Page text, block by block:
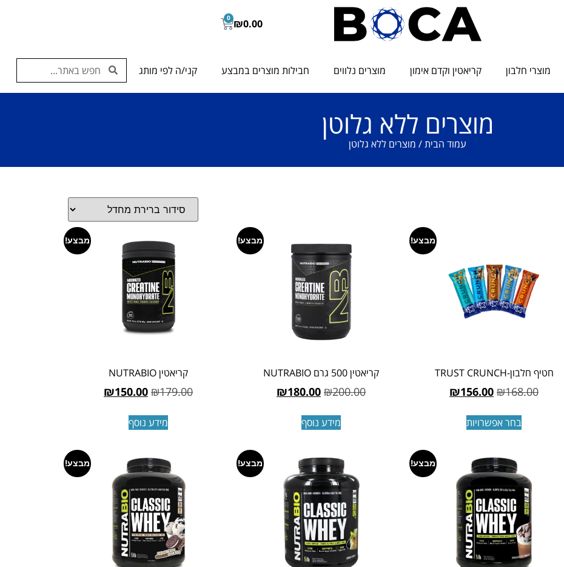
₪0.00
0
מוצרי חלבון קריאטין וקדם אימון מוצרים נלווים חבילות מוצרים במבצע קני/ה לפי מותג
מוצרים ללא גלוטן
עמוד הבית/ מוצרים ללא גלוטן
מבצע!
חטיף חלבון-TRUST CRUNCH
₪168.00
₪156.00
בחר אפשרויות
מבצע!
קריאטין 500 גרם NUTRABIO
₪200.00
₪180.00
מידע נוסף
מבצע!
קריאטין NUTRABIO
₪179.00
₪150.00
מידע נוסף
מבצע! מבצע! מבצע!